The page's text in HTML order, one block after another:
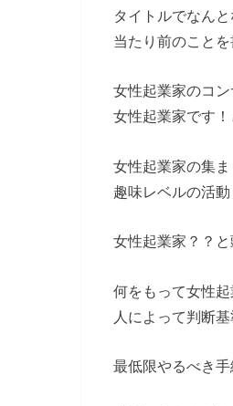
タイトルでなん
当たり前のことを
女性起業家のコ
女性起業家です
女性起業家の集
趣味レベルの活
女性起業家？？
何をもって女性
人によって判断
最低限やるべき